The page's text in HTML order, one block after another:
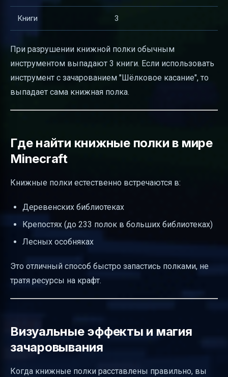
Книги 3
При разрушении книжной полки обычным
инструментом выпадают 3 книги. Если использовать
инструмент с зачарованием "Шёлковое касание", то
выпадает сама книжная полка.
Где найти книжные полки в мире
Minecraft
Книжные полки естественно встречаются в:
Деревенских библиотеках
Крепостях (до 233 полок в больших библиотеках)
Лесных особняках
Это отличный способ быстро запастись полками, не
тратя ресурсы на крафт.
Визуальные эффекты и магия
зачаровывания
Когда книжные полки расставлены правильно, вы